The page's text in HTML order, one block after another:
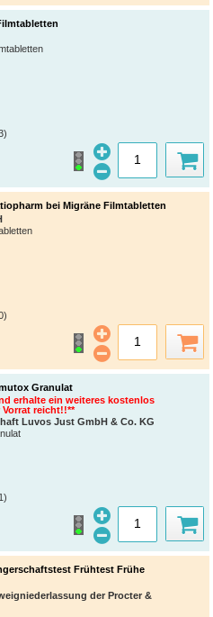
bei Migräne Filmtabletten
Granulat
erhalte ein weiteres kostenlos
Vorrat reicht!!**
Luvos Just GmbH & Co. KG
Frühtest Frühe
der Procter &